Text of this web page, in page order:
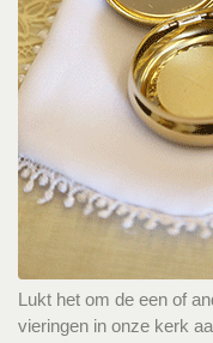
Lukt het om de een of
vieringen in onze kerk